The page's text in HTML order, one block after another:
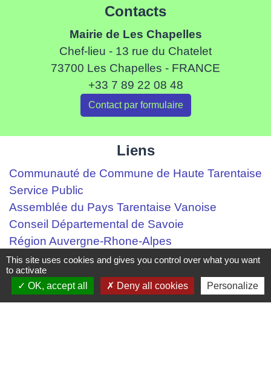
Contacts
Mairie de Les Chapelles
Chef-lieu - 13 rue du Chatelet
73700 Les Chapelles - FRANCE
+33 7 89 22 08 48
Contact par formulaire
Liens
Communauté de Commune de Haute Tarentaise
Service Public
Assemblée du Pays Tarentaise Vanoise
Conseil Départemental de Savoie
Région Auvergne-Rhone-Alpes
Mentions légales
Accessibilité - Plan du site -
This site uses cookies and gives you control over what you want
to activate
OK, accept all
Deny all cookies Personalize